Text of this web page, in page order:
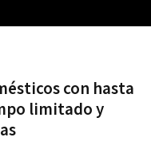
con hasta
limitado y